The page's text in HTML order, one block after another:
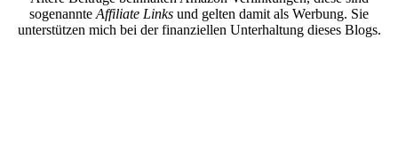
sogenannte Affiliate Links und gelten damit als Werbung. Sie
unterstützen mich bei der finanziellen Unterhaltung dieses Blogs.